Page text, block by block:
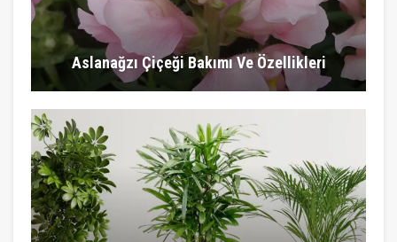
Aslanağzı Çiçeği Bakımı Ve Özellikleri